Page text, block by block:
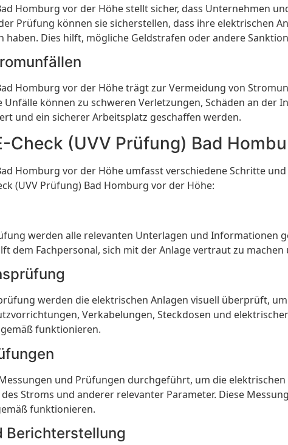
Homburg vor der Höhe stellt sicher, dass Unternehmen
Prüfung können sie sicherstellen, dass ihre elektrischen
haben. Dies hilft, mögliche Geldstrafen oder andere
Homburg vor der Höhe trägt zur Vermeidung von
Unfälle können zu schweren Verletzungen, Schäden an
und ein sicherer Arbeitsplatz geschaffen werden.
Check (UVV Prüfung) Bad
Homburg vor der Höhe umfasst verschiedene Schritte
(UVV Prüfung) Bad Homburg vor der Höhe:
werden alle relevanten Unterlagen und Informationen
dem Fachpersonal, sich mit der Anlage vertraut zu
werden die elektrischen Anlagen visuell überprüft,
Verkabelungen, Steckdosen und
funktionieren.
und Prüfungen durchgeführt, um die
Stroms und anderer relevanter Parameter. Diese
funktionieren.
Berichterstellung